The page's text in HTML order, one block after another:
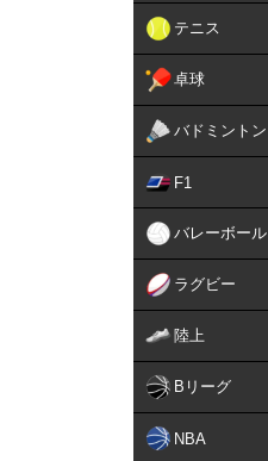
テニス
卓球
バドミントン
F1
バレーボール
ラグビー
陸上
Bリーグ
NBA